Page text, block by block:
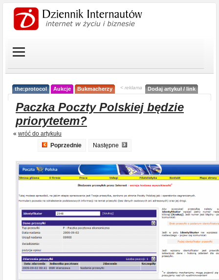
the:protocol Aukcje Bukmacherzy < reklama Dodaj artykuł / link
Paczka Poczty Polskiej będzie
priorytetem?
« wróć do artykułu
Poprzednie
Następne